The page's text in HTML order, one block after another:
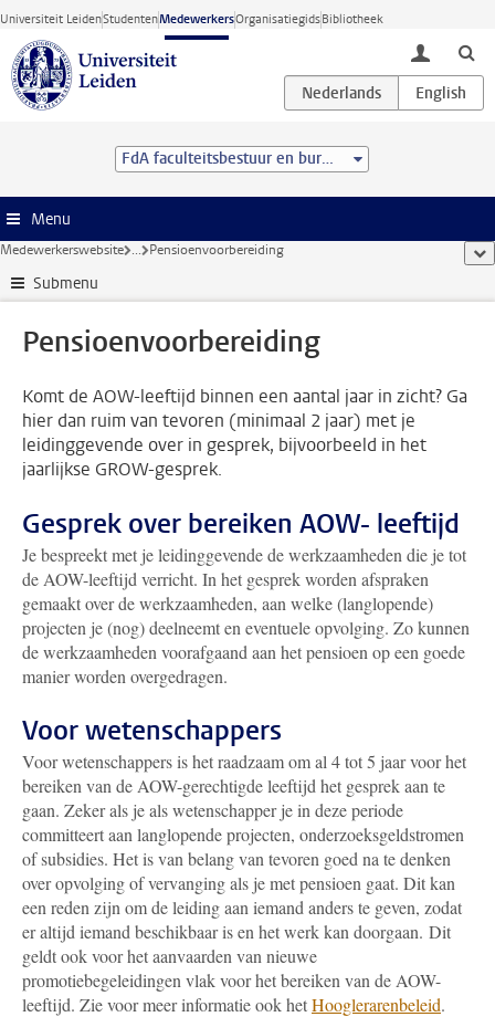
Ga direct naar de inhoud
Universiteit LeidenStudentenMedewerkersOrganisatiegidsBibliotheek
toggle
FdA faculteitsbestuur en bureau
Menu
Medewerkerswebsite ... Pensioenvoorbereiding
Submenu
Pensioenvoorbereiding
Komt de AOW-leeftijd binnen een aantal jaar in zicht? Ga
hier dan ruim van tevoren (minimaal 2 jaar) met je
leidinggevende over in gesprek, bijvoorbeeld in het
jaarlijkse GROW-gesprek.
Gesprek over bereiken AOW- leeftijd
Je bespreekt met je leidinggevende de werkzaamheden die je tot
de AOW-leeftijd verricht. In het gesprek worden afspraken
gemaakt over de werkzaamheden, aan welke (langlopende)
projecten je (nog) deelneemt en eventuele opvolging. Zo kunnen
de werkzaamheden voorafgaand aan het pensioen op een goede
manier worden overgedragen.
Voor wetenschappers
Voor wetenschappers is het raadzaam om al 4 tot 5 jaar voor het
bereiken van de AOW-gerechtigde leeftijd het gesprek aan te
gaan. Zeker als je als wetenschapper je in deze periode
committeert aan langlopende projecten, onderzoeksgeldstromen
of subsidies. Het is van belang van tevoren goed na te denken
over opvolging of vervanging als je met pensioen gaat. Dit kan
een reden zijn om de leiding aan iemand anders te geven, zodat
er altijd iemand beschikbaar is en het werk kan doorgaan. Dit
geldt ook voor het aanvaarden van nieuwe
promotiebegeleidingen vlak voor het bereiken van de AOW-
leeftijd. Zie voor meer informatie ook hetHooglerarenbeleid.